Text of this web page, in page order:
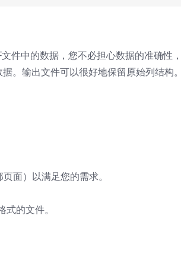
件中的数据，您不必担心数据的准确性
。输出文件可以很好地保留原始列结构
面）以满足您的需求。
的文件。